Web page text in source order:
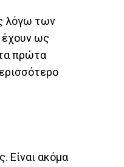
λόγω των
έχουν ως
πρώτα
Είναι ακόμα